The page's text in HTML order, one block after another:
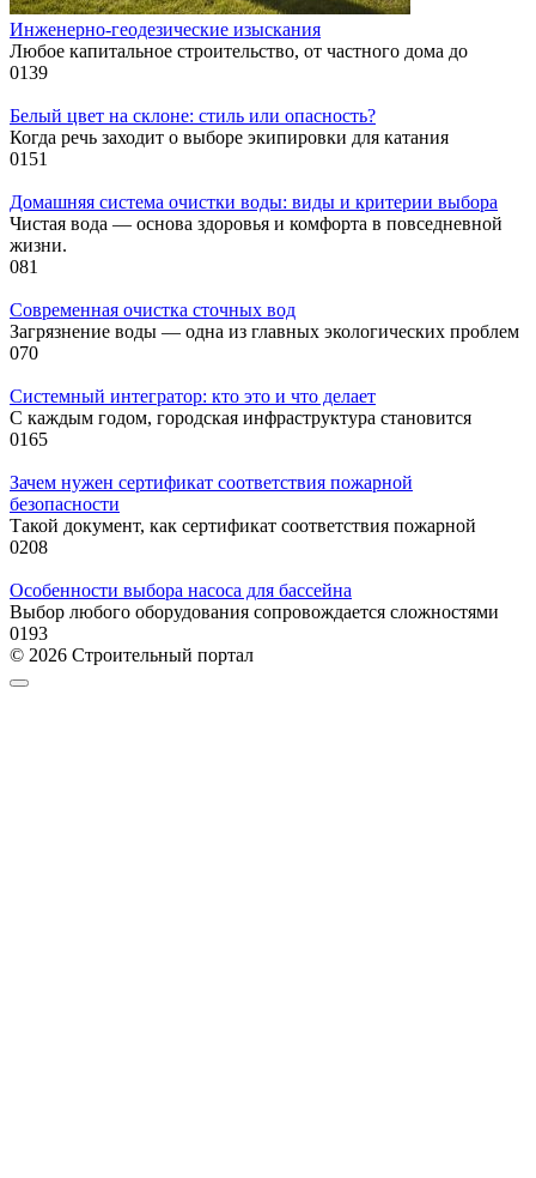
Инженерно-геодезические изыскания
Любое капитальное строительство, от частного дома до
0139
Белый цвет на склоне: стиль или опасность?
Когда речь заходит о выборе экипировки для катания
0151
Домашняя система очистки воды: виды и критерии выбора
Чистая вода — основа здоровья и комфорта в повседневной
жизни.
081
Современная очистка сточных вод
Загрязнение воды — одна из главных экологических проблем
070
Системный интегратор: кто это и что делает
С каждым годом, городская инфраструктура становится
0165
Зачем нужен сертификат соответствия пожарной
безопасности
Такой документ, как сертификат соответствия пожарной
0208
Особенности выбора насоса для бассейна
Выбор любого оборудования сопровождается сложностями
0193
© 2026 Строительный портал